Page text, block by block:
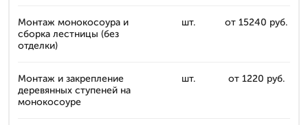
Монтаж монокосоура и
сборка лестницы (без
отделки)
шт. от 15240 руб.
Монтаж и закрепление
деревянных ступеней на
монокосоуре
шт. от 1220 руб.